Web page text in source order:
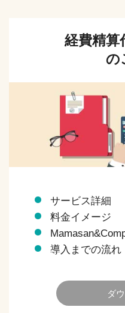
経費精算
の
サービス詳細
料金イメージ
導入までの流れ
ダ